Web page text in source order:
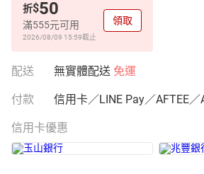
折$50
滿555元可用
2026/08/09 15:59截止
領取
配送 無實體配送 免運
付款 信用卡／LINE Pay／AFTEE／
信用卡優惠